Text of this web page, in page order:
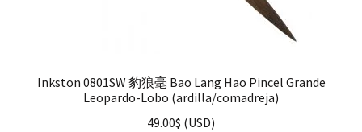
Inkston 0801SW 豹狼毫 Bao Lang Hao Pincel Grande
Leopardo-Lobo (ardilla/comadreja)
49.00$ (USD)